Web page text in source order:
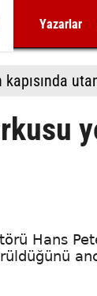
Yazarlar
25.
Hans